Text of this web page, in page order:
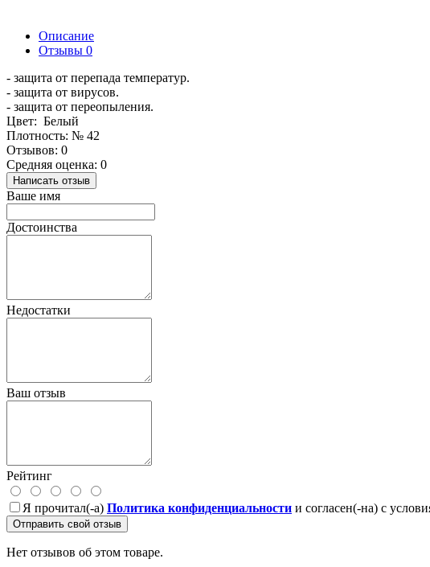
Описание
Отзывы 0
- защита от перепада температур.
- защита от вирусов.
- защита от переопыления.
Цвет: Белый
Плотность: № 42
Отзывов: 0
Средняя оценка: 0
Написать отзыв
Ваше имя
Достоинства
Недостатки
Ваш отзыв
Рейтинг
Я прочитал(-а) Политика конфиденциальности и согласен(-на) с
Отправить свой отзыв
Нет отзывов об этом товаре.